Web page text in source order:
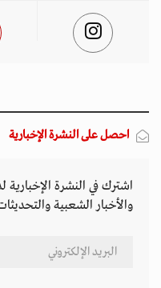
احصل على النشرة الإخبارية
اشترك في النشرة الإخبارية
والأخبار الشعبية